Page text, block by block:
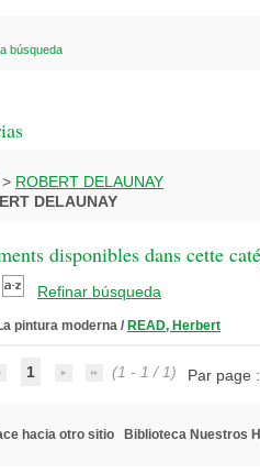
búsqueda
> ROBERT DELAUNAY
DELAUNAY
disponibles dans cette
Refinar búsqueda
pintura moderna / READ, Herbert
1 (1 - 1 / 1) Par page :
hacia otro sitio Biblioteca Nuestros